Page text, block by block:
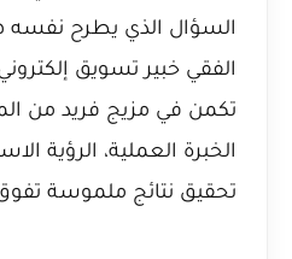
السؤال الذي يطرح نفسه
الفقي خبير تسويق
تكمن في مزيج فريد من
الخبرة العملية، الرؤية
تحقيق نتائج ملموسة